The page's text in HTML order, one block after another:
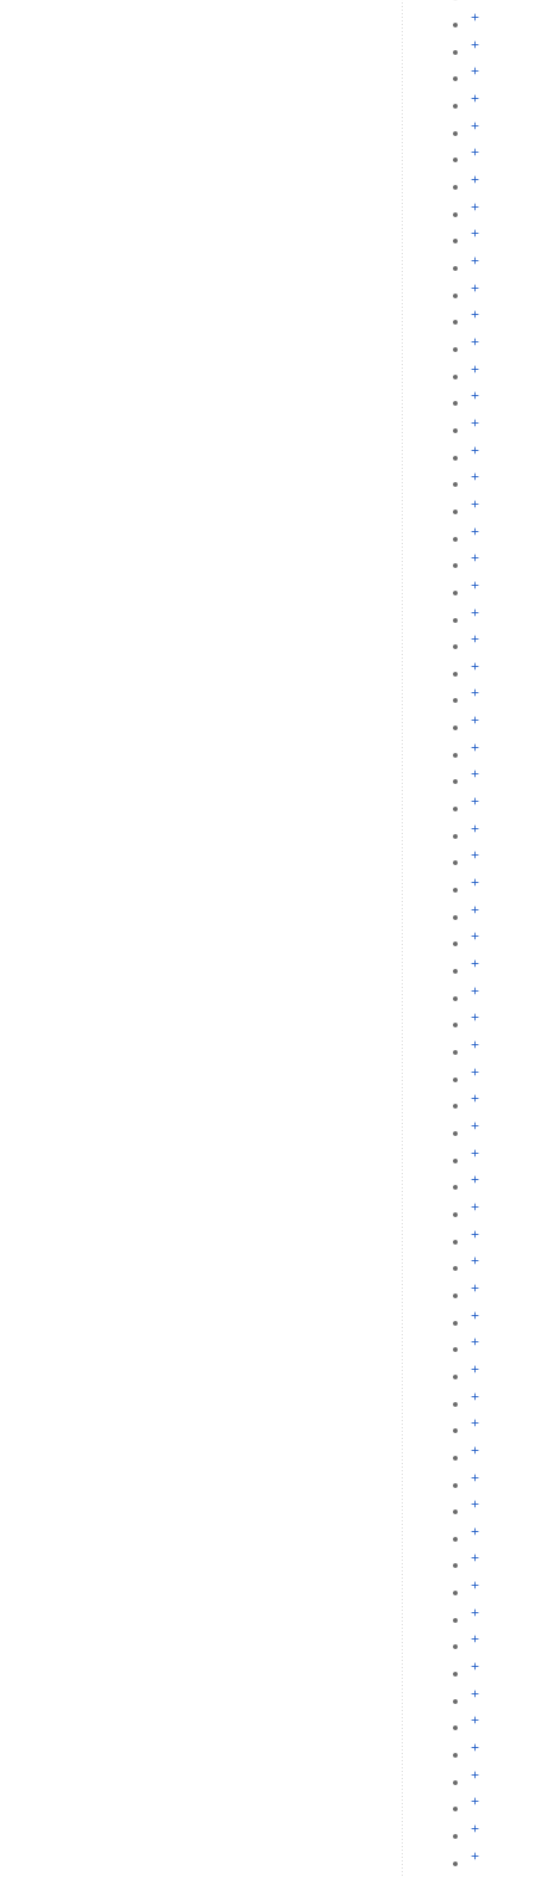
+
+
+
+
+
+
+
+
+
+
+
+
+
+
+
+
+
+
+
+
+
+
+
+
+
+
+
+
+
+
+
+
+
+
+
+
+
+
+
+
+
+
+
+
+
+
+
+
+
+
+
+
+
+
+
+
+
+
+
+
+
+
+
+
+
+
+
+
+